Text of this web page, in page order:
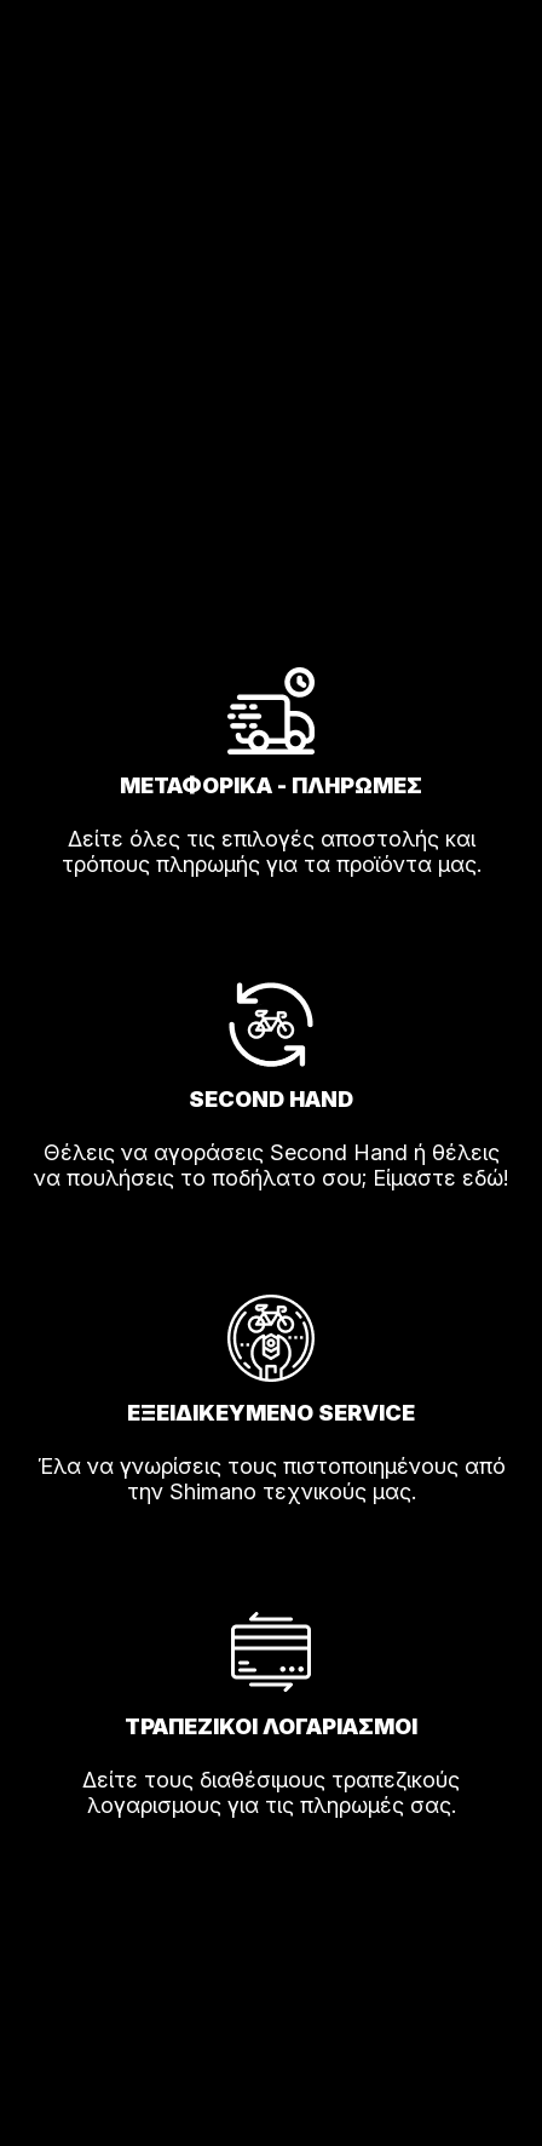
ΜΕΤΑΦΟΡΙΚΑ - ΠΛΗΡΩΜΕΣ
Δείτε όλες τις επιλογές αποστολής και
τρόπους πληρωμής για τα προϊόντα μας.
SECOND HAND
Θέλεις να αγοράσεις Second Hand ή θέλεις
να πουλήσεις το ποδήλατο σου; Είμαστε εδώ!
ΕΞΕΙΔΙΚΕΥΜΕΝΟ SERVICE
Έλα να γνωρίσεις τους πιστοποιημένους από
την Shimano τεχνικούς μας.
ΤΡΑΠΕΖΙΚΟΙ ΛΟΓΑΡΙΑΣΜΟΙ
Δείτε τους διαθέσιμους τραπεζικούς
λογαρισμους για τις πληρωμές σας.